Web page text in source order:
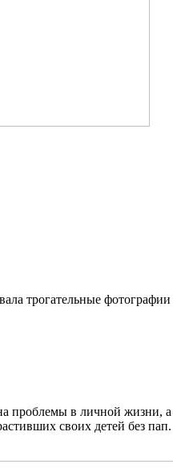
трогательные
проблемы в личной жизни,
своих детей без